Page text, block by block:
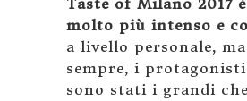
Taste of Milano 2017
molto più intenso e
a livello personale,
sempre, i
sono stati i grandi